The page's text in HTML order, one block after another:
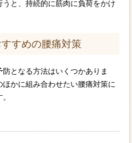
と、持続的に筋肉に負荷をかけ
すめの腰痛対策
となる方法はいくつかありま
かに組み合わせたい腰痛対策に